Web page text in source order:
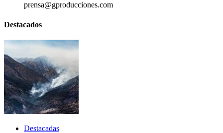
prensa@gproducciones.com
Destacados
Destacadas